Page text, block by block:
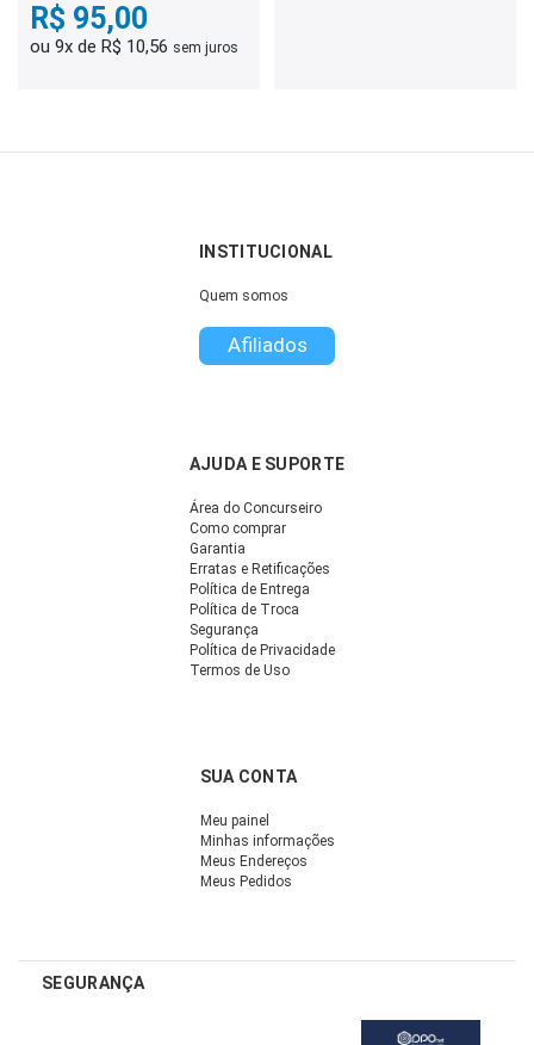
R$ 95,00
ou 9x de R$ 10,56 sem juros
INSTITUCIONAL
Quem somos
Afiliados
AJUDA E SUPORTE
Área do Concurseiro
Como comprar
Garantia
Erratas e Retificações
Política de Entrega
Política de Troca
Segurança
Política de Privacidade
Termos de Uso
SUA CONTA
Meu painel
Minhas informações
Meus Endereços
Meus Pedidos
SEGURANÇA